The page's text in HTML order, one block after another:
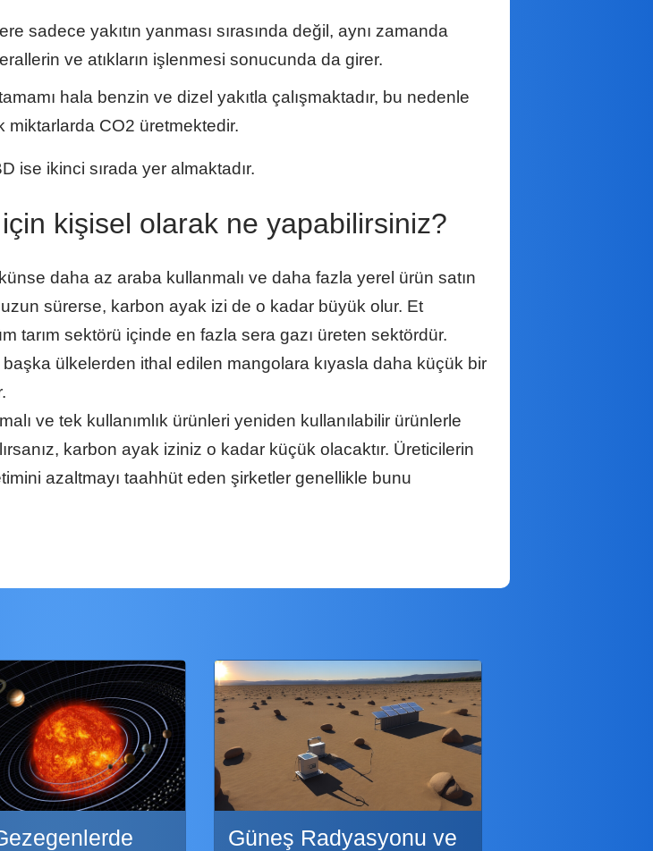
sadece yakıtın yanması sırasında değil, aynı zamanda
ve atıkların işlenmesi sonucunda da girer.
hala benzin ve dizel yakıtla çalışmaktadır, bu nedenle
miktarlarda CO2 üretmektedir.
ise ikinci sırada yer almaktadır.
için kişisel olarak ne yapabilirsiniz?
daha az araba kullanmalı ve daha fazla yerel ürün satın
sürerse, karbon ayak izi de o kadar büyük olur. Et
tarım sektörü içinde en fazla sera gazı üreten sektördür.
ülkelerden ithal edilen mangolara kıyasla daha küçük bir
ve tek kullanımlık ürünleri yeniden kullanılabilir ürünlerle
karbon ayak iziniz o kadar küçük olacaktır. Üreticilerin
azaltmayı taahhüt eden şirketler genellikle bunu
Güneş Radyasyonu ve